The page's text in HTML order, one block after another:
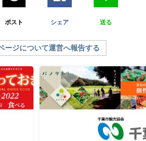
ポスト シェア 送る
ージについて運営へ報告する